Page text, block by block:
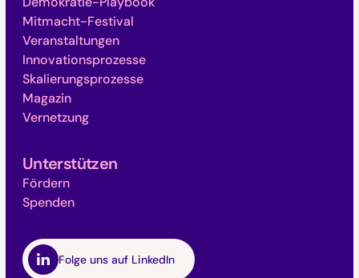
Folge uns auf LinkedIn
Mitmacht-Festival
Veranstaltungen
Innovationsprozesse
Skalierungsprozesse
Magazin
Vernetzung
Unterstützen
Fördern
Spenden